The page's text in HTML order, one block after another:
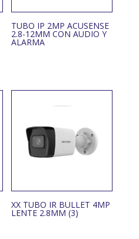
TUBO IP 2MP ACUSENSE
2.8-12MM CON AUDIO Y
ALARMA
XX TUBO IR BULLET 4MP
LENTE 2.8MM (3)